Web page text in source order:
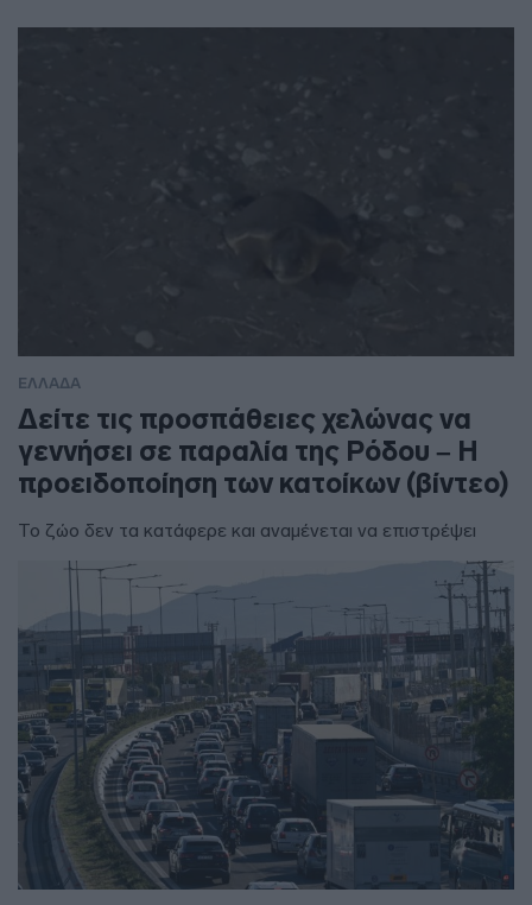
ΕΛΛΑΔΑ
Δείτε τις προσπάθειες χελώνας να
γεννήσει σε παραλία της Ρόδου – Η
προειδοποίηση των κατοίκων (βίντεο)
Το ζώο δεν τα κατάφερε και αναμένεται να επιστρέψει